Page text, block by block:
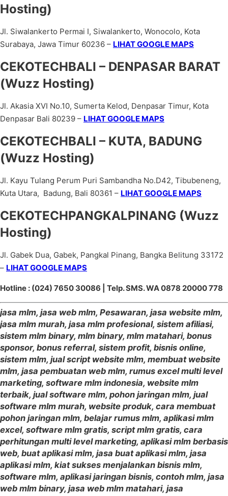
Hosting)
Jl. Siwalankerto Permai I, Siwalankerto, Wonocolo, Kota
Surabaya, Jawa Timur 60236 – LIHAT GOOGLE MAPS
CEKOTECHBALI – DENPASAR BARAT
(Wuzz Hosting)
Jl. Akasia XVI No.10, Sumerta Kelod, Denpasar Timur, Kota
Denpasar Bali 80239 – LIHAT GOOGLE MAPS
CEKOTECHBALI – KUTA, BADUNG
(Wuzz Hosting)
Jl. Kayu Tulang Perum Puri Sambandha No.D42, Tibubeneng,
Kuta Utara, Badung, Bali 80361 – LIHAT GOOGLE MAPS
CEKOTECHPANGKALPINANG (Wuzz
Hosting)
Jl. Gabek Dua, Gabek, Pangkal Pinang, Bangka Belitung 33172
– LIHAT GOOGLE MAPS
Hotline : (024) 7650 30086 | Telp. SMS. WA 0878 20000 778
jasa mlm, jasa web mlm, Pesawaran, jasa website mlm,
jasa mlm murah, jasa mlm profesional, sistem afiliasi,
sistem mlm binary, mlm binary, mlm matahari, bonus
sponsor, bonus referral, sistem profit, bisnis online,
sistem mlm, jual script website mlm, membuat website
mlm, jasa pembuatan web mlm, rumus excel multi level
marketing, software mlm indonesia, website mlm
terbaik, jual software mlm, pohon jaringan mlm, jual
software mlm murah, website produk, cara membuat
pohon jaringan mlm, belajar rumus mlm, aplikasi mlm
excel, software mlm gratis, script mlm gratis, cara
perhitungan multi level marketing, aplikasi mlm berbasis
web, buat aplikasi mlm, jasa buat aplikasi mlm, jasa
aplikasi mlm, kiat sukses menjalankan bisnis mlm,
software mlm, aplikasi jaringan bisnis, contoh mlm, jasa
web mlm binary, jasa web mlm matahari, jasa